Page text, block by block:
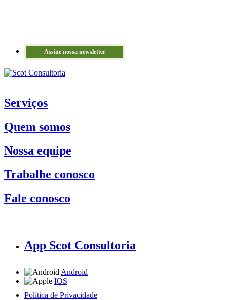
Assine nossa newsletter
Serviços
Quem somos
Nossa equipe
Trabalhe conosco
Fale conosco
App Scot Consultoria
Android
IOS
Política de Privacidade